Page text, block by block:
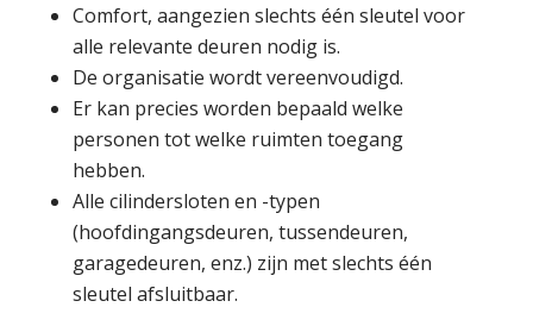
Comfort, aangezien slechts één sleutel voor
alle relevante deuren nodig is.
De organisatie wordt vereenvoudigd.
Er kan precies worden bepaald welke
personen tot welke ruimten toegang
hebben.
Alle cilindersloten en -typen
(hoofdingangsdeuren, tussendeuren,
garagedeuren, enz.) zijn met slechts één
sleutel afsluitbaar.